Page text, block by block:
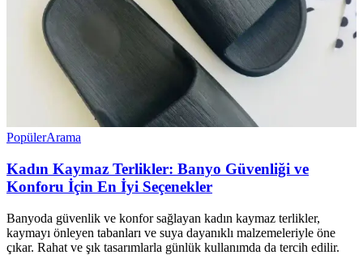
PopülerArama
Kadın Kaymaz Terlikler: Banyo Güvenliği ve
Konforu İçin En İyi Seçenekler
Banyoda güvenlik ve konfor sağlayan kadın kaymaz terlikler,
kaymayı önleyen tabanları ve suya dayanıklı malzemeleriyle öne
çıkar. Rahat ve şık tasarımlarla günlük kullanımda da tercih edilir.